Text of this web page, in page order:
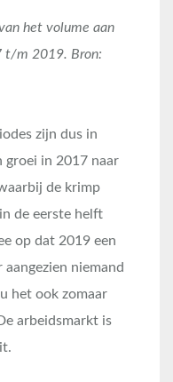
het volume aan
t/m 2019. Bron:
zijn dus in
groei in 2017 naar
de krimp
de eerste helft
op dat 2019 een
niemand
het ook zomaar
arbeidsmarkt is